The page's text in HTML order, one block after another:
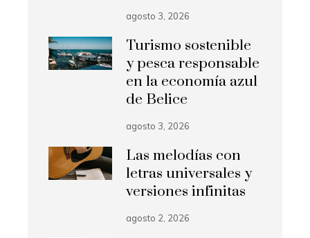
agosto 3, 2026
Turismo sostenible
y pesca responsable
en la economía azul
de Belice
agosto 3, 2026
Las melodías con
letras universales y
versiones infinitas
agosto 2, 2026